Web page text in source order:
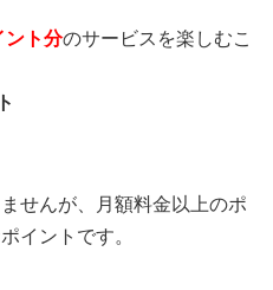
ント分のサービスを楽しむこ
せんが、月額料金以上のポ
イントです。